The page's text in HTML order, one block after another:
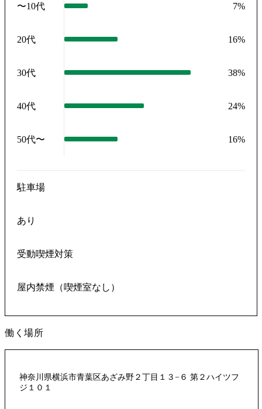
〜10代 7%
20代 16%
30代 38%
40代 24%
50代〜 16%
駐車場
あり
受動喫煙対策
屋内禁煙（喫煙室なし）
働く場所
神奈川県横浜市青葉区あざみ野２丁目１３−６ 第２ハイツフ
ジ１０１